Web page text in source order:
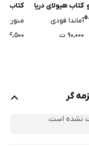
کتاب هیولای دریا
آماندا فودی
۹۰,۰۰۰ ت
کتاب
منون
۹۴,۵۰۰ ت
گر
نشده است.